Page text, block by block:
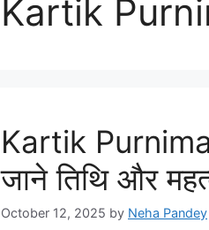
Kartik
Kartik Purnima
जाने तिथि और
October 12, 2025 by Neha Pandey